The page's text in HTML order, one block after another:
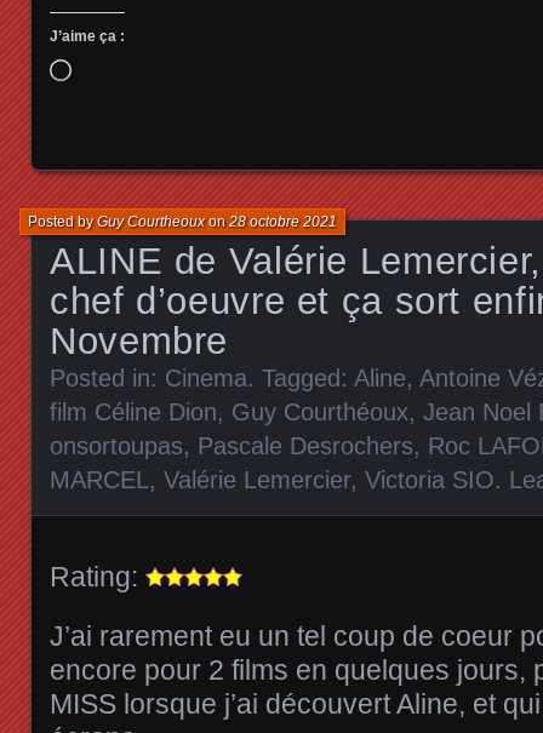
J’aime ça :
Chargement…
ALINE de Valérie
chef d’oeuvre et ça sort
Novembre
Posted byGuy Courtheouxon28 octobre 2021
Posted in: Cinema. Tagged: Aline, Antoine
film Céline Dion, Guy Courthéoux, Jean Noel
onsortoupas, Pascale Desrochers, Roc
MARCEL, Valérie Lemercier, Victoria SIO.
Rating:
J’ai rarement eu un tel coup de coeur
encore pour 2 films en quelques jours,
MISS lorsque j’ai découvert Aline, et